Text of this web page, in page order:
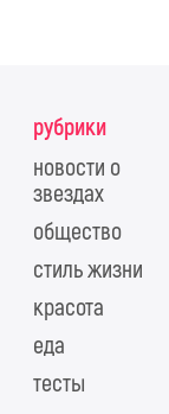
рубрики
новости о
звездах
общество
стиль жизни
красота
еда
тесты